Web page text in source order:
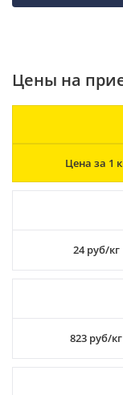
Цены на
Цена за 1
24 руб/кг
823 руб/кг